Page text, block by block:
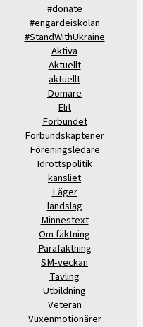
#donate
#engardeiskolan
#StandWithUkraine
Aktiva
Aktuellt
aktuellt
Domare
Elit
Förbundet
Förbundskaptener
Föreningsledare
Idrottspolitik
kansliet
Läger
landslag
Minnestext
Om fäktning
Parafäktning
SM-veckan
Tävling
Utbildning
Veteran
Vuxenmotionärer